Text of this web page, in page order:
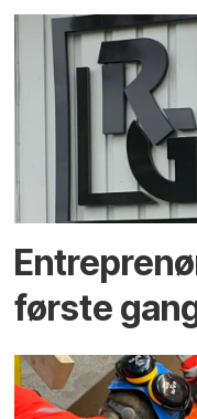
første